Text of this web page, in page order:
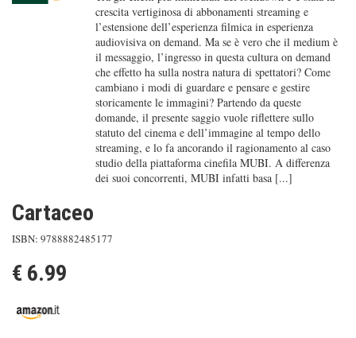
crescita vertiginosa di abbonamenti streaming e
l’estensione dell’esperienza filmica in esperienza
audiovisiva on demand. Ma se è vero che il medium è
il messaggio, l’ingresso in questa cultura on demand
che effetto ha sulla nostra natura di spettatori? Come
cambiano i modi di guardare e pensare e gestire
storicamente le immagini? Partendo da queste
domande, il presente saggio vuole riflettere sullo
statuto del cinema e dell’immagine al tempo dello
streaming, e lo fa ancorando il ragionamento al caso
studio della piattaforma cinefila MUBI. A differenza
dei suoi concorrenti, MUBI infatti basa [...]
Cartaceo
ISBN: 9788882485177
€ 6.99